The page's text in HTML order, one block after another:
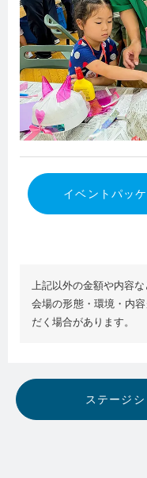
イベントパッ
上記以外の金額や内容な
会場の形態・環境・内
だく場合があります。
ステージ